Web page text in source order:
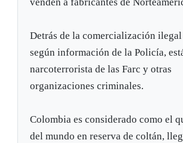
venden a fabricantes de
Detrás de la comercialización
según información de la Policía,
narcoterrorista de las Farc y otras
organizaciones criminales.
Colombia es considerado como el
del mundo en reserva de coltán,